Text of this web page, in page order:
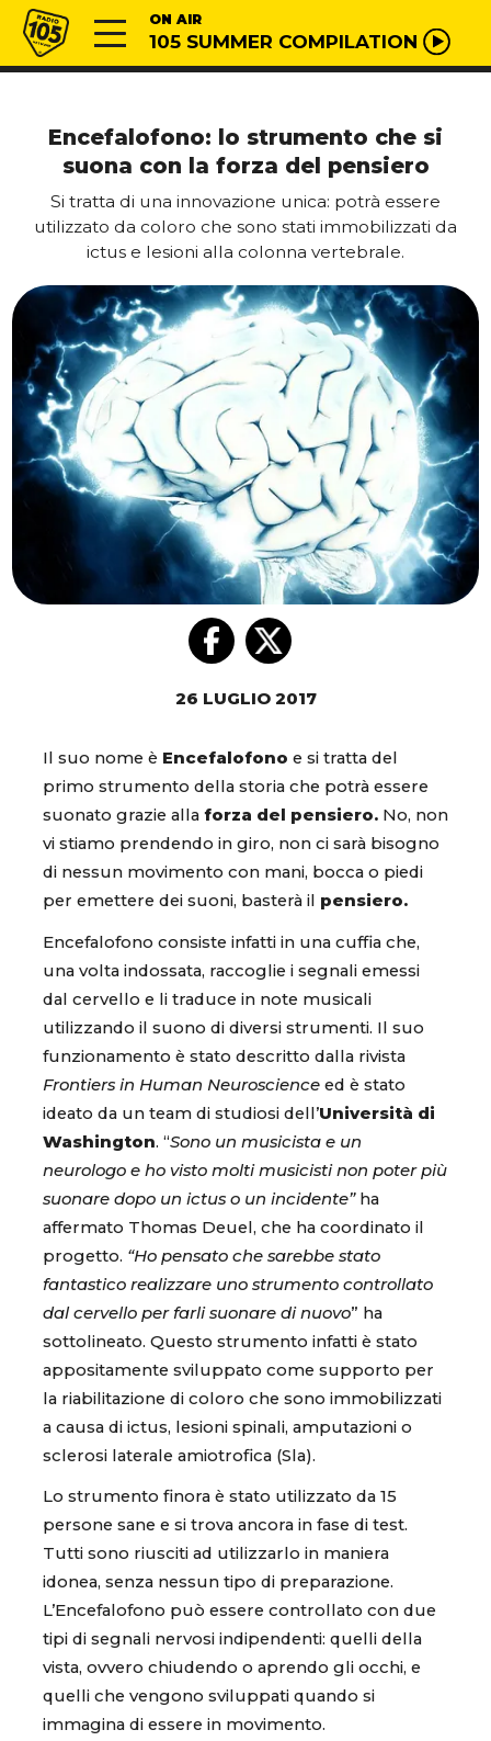
Vai al contenuto
Radio 105 ON AIR
105 SUMMER COMPILATION
Encefalofono: lo strumento che si
suona con la forza del pensiero
Si tratta di una innovazione unica: potrà essere
utilizzato da coloro che sono stati immobilizzati da
ictus e lesioni alla colonna vertebrale.
26 LUGLIO 2017
Il suo nome è Encefalofono e si tratta del
primo strumento della storia che potrà essere
suonato grazie alla forza del pensiero. No, non
vi stiamo prendendo in giro, non ci sarà bisogno
di nessun movimento con mani, bocca o piedi
per emettere dei suoni, basterà il pensiero.
Encefalofono consiste infatti in una cuffia che,
una volta indossata, raccoglie i segnali emessi
dal cervello e li traduce in note musicali
utilizzando il suono di diversi strumenti. Il suo
funzionamento è stato descritto dalla rivista
Frontiers in Human Neuroscience ed è stato
ideato da un team di studiosi dell’Università di
Washington. “Sono un musicista e un
neurologo e ho visto molti musicisti non poter più
suonare dopo un ictus o un incidente” ha
affermato Thomas Deuel, che ha coordinato il
progetto. “Ho pensato che sarebbe stato
fantastico realizzare uno strumento controllato
dal cervello per farli suonare di nuovo” ha
sottolineato. Questo strumento infatti è stato
appositamente sviluppato come supporto per
la riabilitazione di coloro che sono immobilizzati
a causa di ictus, lesioni spinali, amputazioni o
sclerosi laterale amiotrofica (Sla).
Lo strumento finora è stato utilizzato da 15
persone sane e si trova ancora in fase di test.
Tutti sono riusciti ad utilizzarlo in maniera
idonea, senza nessun tipo di preparazione.
L’Encefalofono può essere controllato con due
tipi di segnali nervosi indipendenti: quelli della
vista, ovvero chiudendo o aprendo gli occhi, e
quelli che vengono sviluppati quando si
immagina di essere in movimento.